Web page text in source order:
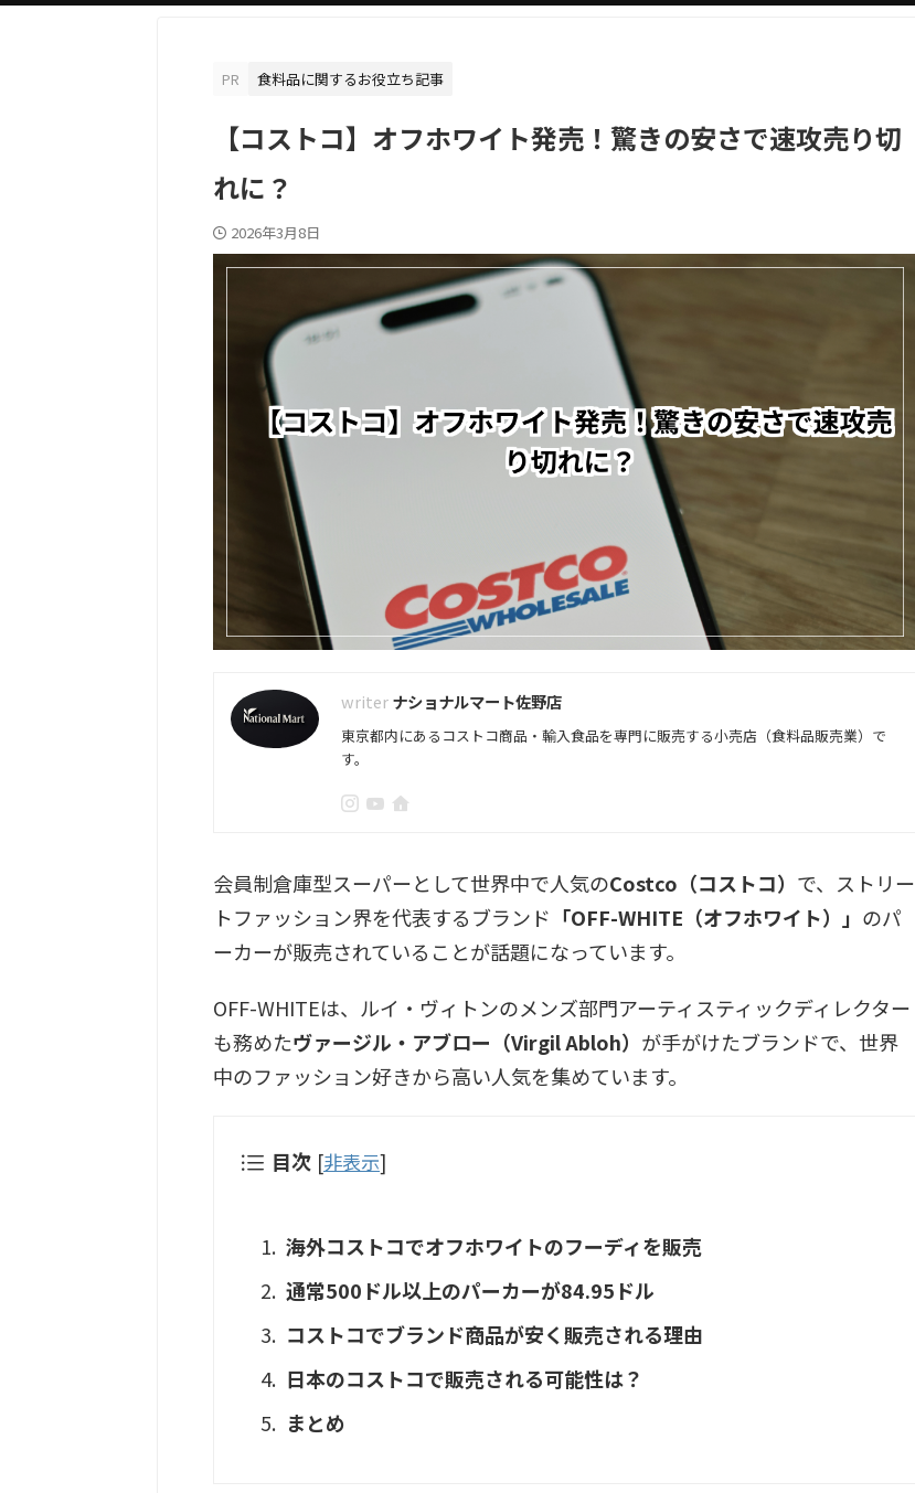
PR 食料品に関するお役立ち記事
【コストコ】オフホワイト発売！驚きの安さで速攻売り切
れに？
2026年3月8日
ナショナルマート佐野店
東京都内にあるコストコ商品・輸入食品を専門に販売する小売店（食料品販売業）で
す。
会員制倉庫型スーパーとして世界中で人気のCostco（コストコ） で、ストリー
トファッション界を代表するブランド 「OFF-WHITE（オフホワイト）」 のパ
ーカーが販売されていることが話題になっています。
OFF-WHITEは、ルイ・ヴィトンのメンズ部門アーティスティックディレクター
も務めたヴァージル・アブロー（Virgil Abloh） が手がけたブランドで、世界
中のファッション好きから高い人気を集めています。
目次 [非表示]
海外コストコでオフホワイトのフーディを販売
通常500ドル以上のパーカーが84.95ドル
コストコでブランド商品が安く販売される理由
日本のコストコで販売される可能性は？
まとめ